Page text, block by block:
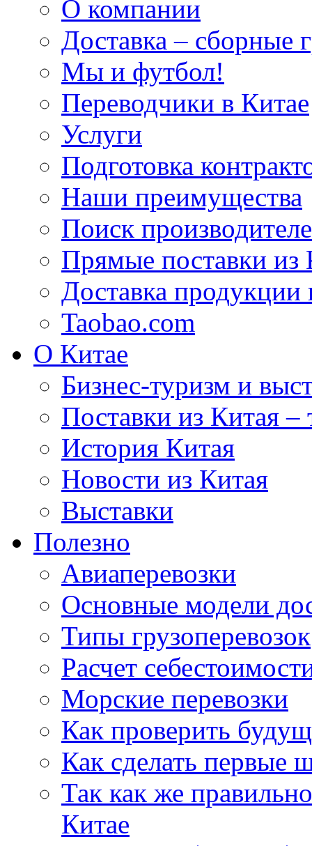
О компании
Доставка – сборные
Мы и футбол!
Переводчики в Китае
Услуги
Подготовка
Наши преимущества
Поиск
Прямые поставки из
Доставка продукции
Taobao.com
О Китае
Бизнес-туризм и
Поставки из Китая
История Китая
Новости из Китая
Выставки
Полезно
Авиаперевозки
Основные модели
Типы грузоперевозок
Расчет
Морские перевозки
Как проверить
Как сделать первые
Так как же
Китае